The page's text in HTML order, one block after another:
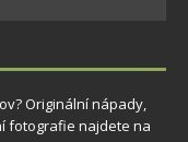
Originální nápady,
fotografie najdete na